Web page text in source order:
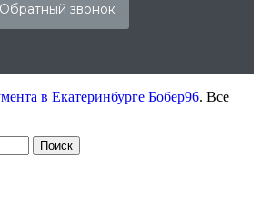
Обратный звонок
в Екатеринбурге Бобер96. Все
Поиск